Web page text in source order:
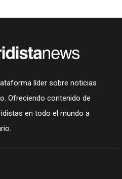
líder sobre noticias
Ofreciendo contenido de
en todo el mundo a